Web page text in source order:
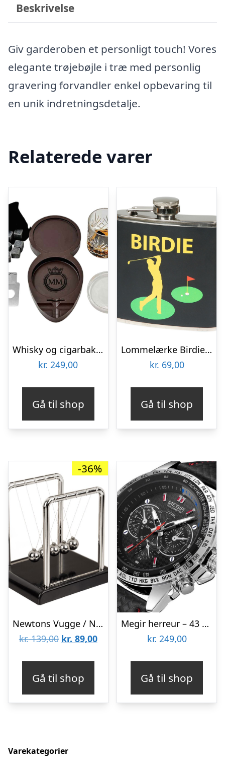
Beskrivelse
Giv garderoben et personligt touch! Vores
elegante trøjebøjle i træ med personlig
gravering forvandler enkel opbevaring til
en unik indretningsdetalje.
Relaterede varer
Whisky og cigarbakke – Coaster til whiskyglas
kr. 249,00
Gå til shop
Lommelærke Birdie Golf
kr. 69,00
Gå til shop
-36%
Newtons Vugge / Newtons Cradle
kr.139,00 Den
kr. 139,00.
kr. 89,00Den
kr. 89,00.
Gå til shop
Megir herreur – 43 mm
kr. 249,00
Gå til shop
Varekategorier